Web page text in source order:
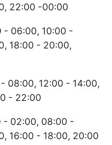
22:00 -00:00
- 06:00, 10:00 -
18:00 - 20:00,
08:00, 12:00 - 14:00,
- 22:00
- 02:00, 08:00 -
16:00 - 18:00, 20:00